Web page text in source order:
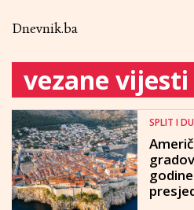
Dnevnik.ba
vezane vijesti
SPLIT I